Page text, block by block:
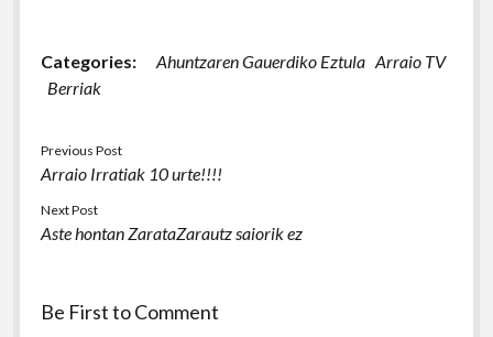
Categories: Ahuntzaren Gauerdiko Eztula Arraio TV
Berriak
Previous Post
Arraio Irratiak 10 urte!!!!
Next Post
Aste hontan ZarataZarautz saiorik ez
Be First to Comment